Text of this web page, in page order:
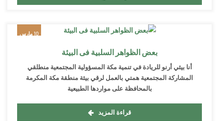
10 مارس
بعض الظواهر السلبية فى البيئة
أنا بيئي أرنو للريادة في تنمية مكة المسؤولية المجتمعية منطلقي
المشاركة المجتمعية همتي بالعمل لرقي بيئة منطقة مكة المكرمة
بالمحافظة على مواردها الطبيعية
قراءة المزيد